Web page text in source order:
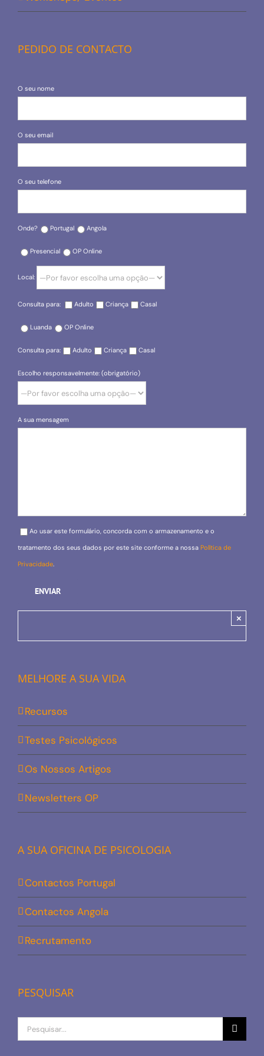
PEDIDO DE CONTACTO
O seu nome
O seu email
O seu telefone
Onde? Portugal Angola
Presencial OP Online
Local:
Consulta para: Adulto Criança Casal
Luanda OP Online
Consulta para: Adulto Criança Casal
Escolho responsavelmente: (obrigatório)
A sua mensagem
Please leave this field empty.
Ao usar este formulário, concorda com o armazenamento e o
tratamento dos seus dados por este site conforme a nossa Política de
Privacidade.
×
MELHORE A SUA VIDA
Recursos
Testes Psicológicos
Os Nossos Artigos
Newsletters OP
A SUA OFICINA DE PSICOLOGIA
Contactos Portugal
Contactos Angola
Recrutamento
PESQUISAR
Procurar
por